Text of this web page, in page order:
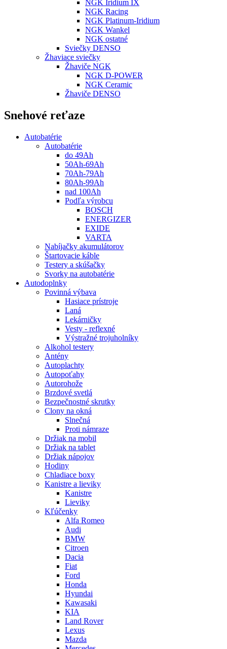
NGK Iridium IX
NGK Racing
NGK Platinum-Iridium
NGK Wankel
NGK ostatné
Sviečky DENSO
Žhaviace sviečky
Žhaviče NGK
NGK D-POWER
NGK Ceramic
Žhaviče DENSO
Snehové reťaze
Autobatérie
Autobatérie
do 49Ah
50Ah-69Ah
70Ah-79Ah
80Ah-99Ah
nad 100Ah
Podľa výrobcu
BOSCH
ENERGIZER
EXIDE
VARTA
Nabíjačky akumulátorov
Štartovacie káble
Testery a skúšačky
Svorky na autobatérie
Autodoplnky
Povinná výbava
Hasiace prístroje
Laná
Lekárničky
Vesty - reflexné
Výstražné trojuholníky
Alkohol testery
Antény
Autoplachty
Autopoťahy
Autorohože
Brzdové svetlá
Bezpečnostné skrutky
Clony na okná
Slnečná
Proti námraze
Držiak na mobil
Držiak na tablet
Držiak nápojov
Hodiny
Chladiace boxy
Kanistre a lieviky
Kanistre
Lieviky
Kľúčenky
Alfa Romeo
Audi
BMW
Citroen
Dacia
Fiat
Ford
Honda
Hyundai
Kawasaki
KIA
Land Rover
Lexus
Mazda